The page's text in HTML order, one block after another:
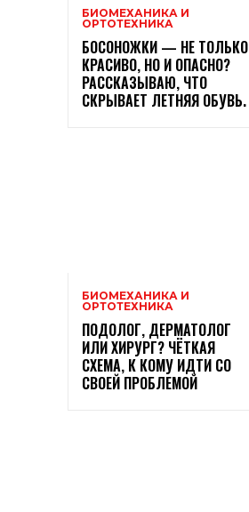
БИОМЕХАНИКА И
ОРТОТЕХНИКА
БОСОНОЖКИ — НЕ ТОЛЬКО
КРАСИВО, НО И ОПАСНО?
РАССКАЗЫВАЮ, ЧТО
СКРЫВАЕТ ЛЕТНЯЯ ОБУВЬ.
БИОМЕХАНИКА И
ОРТОТЕХНИКА
ПОДОЛОГ, ДЕРМАТОЛОГ
ИЛИ ХИРУРГ? ЧЁТКАЯ
СХЕМА, К КОМУ ИДТИ СО
СВОЕЙ ПРОБЛЕМОЙ